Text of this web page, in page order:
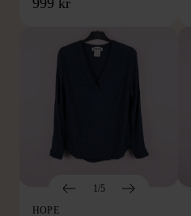
999 kr
1/5
HOPE